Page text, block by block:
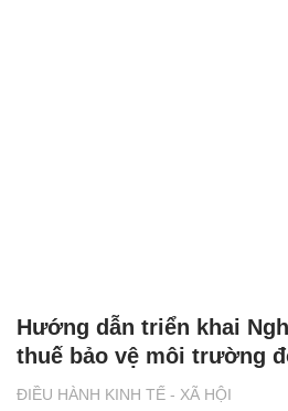
ĐIỀU HÀNH KINH TẾ - XÃ HỘI
Hướng dẫn triển khai
thuế bảo vệ môi trường